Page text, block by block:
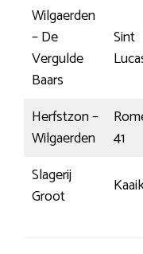
Wilgaerden
– De
Vergulde
Baars
Sint
Herfstzon –
Wilgaerden
41
Slagerij
Groot